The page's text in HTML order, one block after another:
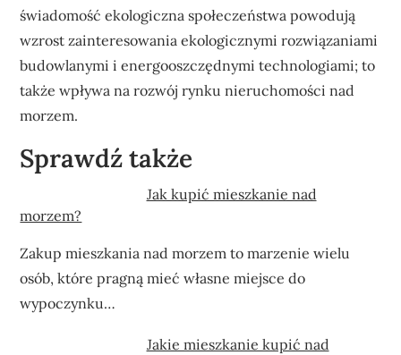
świadomość ekologiczna społeczeństwa powodują
wzrost zainteresowania ekologicznymi rozwiązaniami
budowlanymi i energooszczędnymi technologiami; to
także wpływa na rozwój rynku nieruchomości nad
morzem.
Sprawdź także
Jak kupić mieszkanie nad
morzem?
Zakup mieszkania nad morzem to marzenie wielu
osób, które pragną mieć własne miejsce do
wypoczynku…
Jakie mieszkanie kupić nad